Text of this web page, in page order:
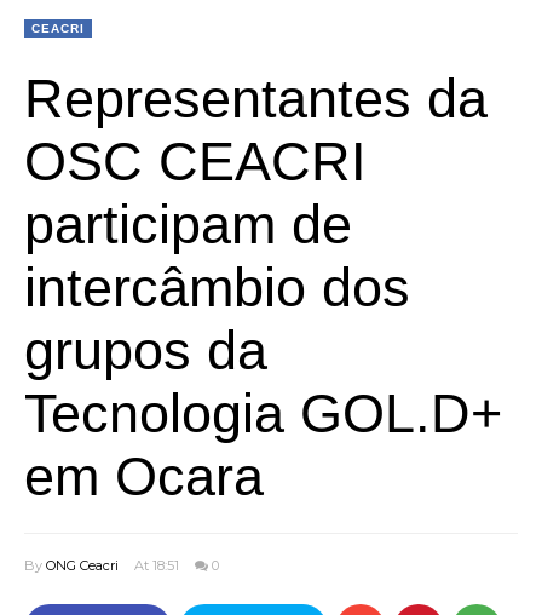
CEACRI
Representantes da
OSC CEACRI
participam de
intercâmbio dos
grupos da
Tecnologia GOL.D+
em Ocara
By ONG Ceacri At 18:51 0